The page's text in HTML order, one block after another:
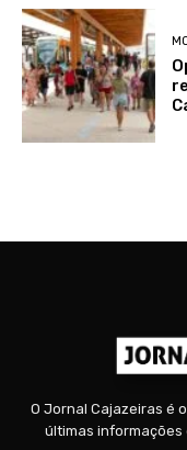
O Jornal Cajazeiras é
últimas informações